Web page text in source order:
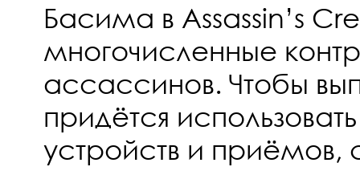
Басима в Assassin’s
многочисленные
ассассинов. Чтобы
придётся
устройств и приёмов,